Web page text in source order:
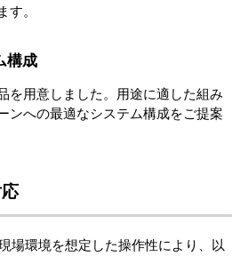
す。
構成
を用意しました。用途に適した組み
ンへの最適なシステム構成をご提案
場環境を想定した操作性により、以